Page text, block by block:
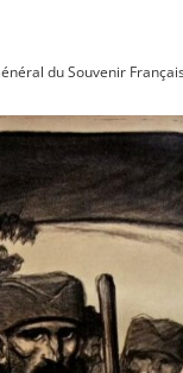
du Souvenir